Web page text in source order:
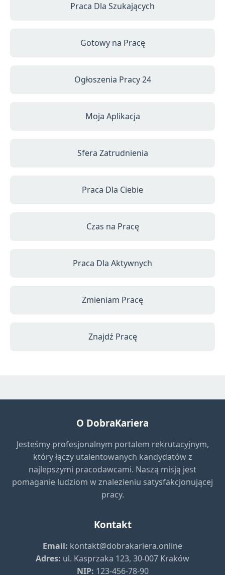
Praca Dla Szukających
Gotowy na Pracę
Ogłoszenia Pracy 24
Moja Aplikacja
Sfera Zatrudnienia
Praca Dla Ciebie
Czas na Pracę
Praca Dla Aktywnych
Zmieniam Pracę
Znajdź Pracę
O DobraKariera
Jesteśmy profesjonalnym portalem rekrutacyjnym,
który łączy utalentowanych kandydatów z
najlepszymi pracodawcami. Naszą misją jest
pomaganie ludziom w znalezieniu satysfakcjonującej
pracy.
Kontakt
Email: kontakt@dobrakariera.online
Adres: ul. Kasprzaka 123, 30-007 Kraków
NIP: 123-456-78-90